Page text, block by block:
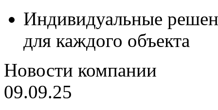
Индивидуальные
для каждого объекта
Новости компании
09.09.25